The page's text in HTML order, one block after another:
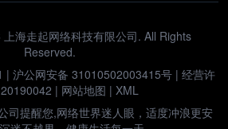
海走起网络科技有限公司. All Rights
Reserved.
| 沪公网安备 31010502003415号 | 经营许
| 网站地图 | XML
司提醒您,网络世界迷人眼，适度冲浪更安